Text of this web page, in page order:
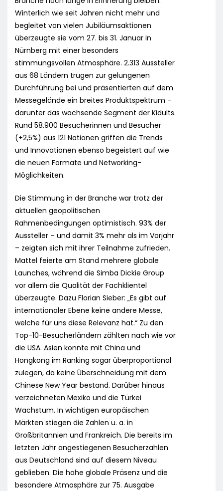
Winterlich wie seit Jahren nicht mehr und
begleitet von vielen Jubiläumsaktionen
überzeugte sie vom 27. bis 31. Januar in
Nürnberg mit einer besonders
stimmungsvollen Atmosphäre. 2.313 Aussteller
aus 68 Ländern trugen zur gelungenen
Durchführung bei und präsentierten auf dem
Messegelände ein breites Produktspektrum –
darunter das wachsende Segment der Kidults.
Rund 58.900 Besucherinnen und Besucher
(+2,5%) aus 121 Nationen griffen die Trends
und Innovationen ebenso begeistert auf wie
die neuen Formate und Networking-
Möglichkeiten.
Die Stimmung in der Branche war trotz der
aktuellen geopolitischen
Rahmenbedingungen optimistisch. 93% der
Aussteller – und damit 3% mehr als im Vorjahr
– zeigten sich mit ihrer Teilnahme zufrieden.
Mattel feierte am Stand mehrere globale
Launches, während die Simba Dickie Group
vor allem die Qualität der Fachklientel
überzeugte. Dazu Florian Sieber: „Es gibt auf
internationaler Ebene keine andere Messe,
welche für uns diese Relevanz hat.“ Zu den
Top-10-Besucherländern zählten nach wie vor
die USA. Asien konnte mit China und
Hongkong im Ranking sogar überproportional
zulegen, da keine Überschneidung mit dem
Chinese New Year bestand. Darüber hinaus
verzeichneten Mexiko und die Türkei
Wachstum. In wichtigen europäischen
Märkten stiegen die Zahlen u. a. in
Großbritannien und Frankreich. Die bereits im
letzten Jahr angestiegenen Besucherzahlen
aus Deutschland sind auf diesem Niveau
geblieben. Die hohe globale Präsenz und die
besondere Atmosphäre zur 75. Ausgabe